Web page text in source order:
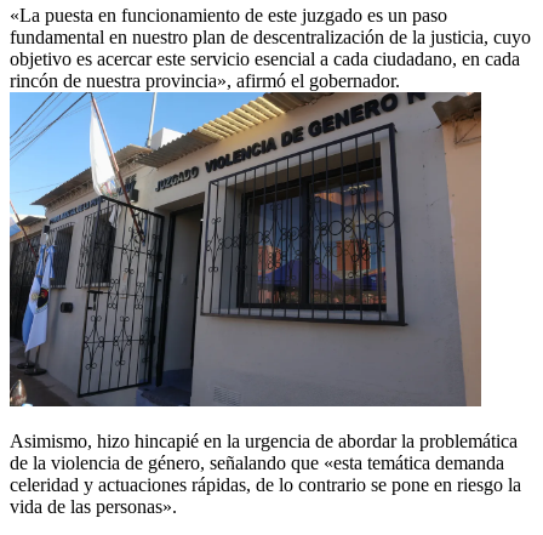
«La puesta en funcionamiento de este juzgado es un paso
fundamental en nuestro plan de descentralización de la justicia, cuyo
objetivo es acercar este servicio esencial a cada ciudadano, en cada
rincón de nuestra provincia», afirmó el gobernador.
Asimismo, hizo hincapié en la urgencia de abordar la problemática
de la violencia de género, señalando que «esta temática demanda
celeridad y actuaciones rápidas, de lo contrario se pone en riesgo la
vida de las personas».